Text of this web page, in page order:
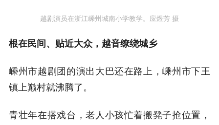
越剧演员在浙江嵊州城南小学教学。应煜芳 摄
根在民间、贴近大众，越音缭绕城乡
嵊州市越剧团的演出大巴还在路上，嵊州市下王
镇上巅村就沸腾了。
青壮年在搭戏台，老人小孩忙着搬凳子抢位置，